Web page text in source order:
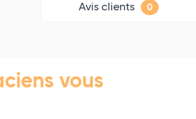
Avis clients 0
vous